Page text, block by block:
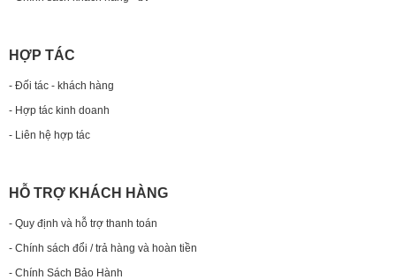
HỢP TÁC
- Đối tác - khách hàng
- Hợp tác kinh doanh
- Liên hệ hợp tác
HỖ TRỢ KHÁCH HÀNG
- Quy định và hỗ trợ thanh toán
- Chính sách đổi / trả hàng và hoàn tiền
- Chính Sách Bảo Hành